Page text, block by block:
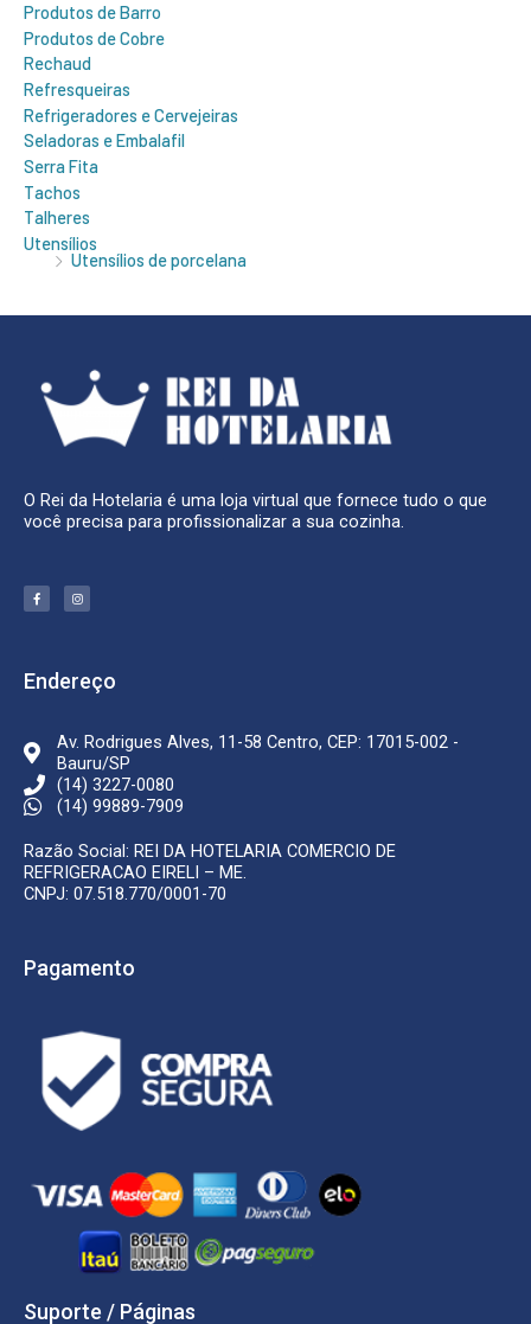
Produtos de Barro
Produtos de Cobre
Rechaud
Refresqueiras
Refrigeradores e Cervejeiras
Seladoras e Embalafil
Serra Fita
Tachos
Talheres
Utensílios
Utensílios de porcelana
O Rei da Hotelaria é uma loja virtual que fornece tudo o que
você precisa para profissionalizar a sua cozinha.
F
a
c
k
-
I
n
s
m
Endereço
Av. Rodrigues Alves, 11-58 Centro, CEP: 17015-002 -
Bauru/SP
(14) 3227-0080
(14) 99889-7909
Razão Social: REI DA HOTELARIA COMERCIO DE
REFRIGERACAO EIRELI – ME.
CNPJ: 07.518.770/0001-70
Pagamento
Suporte / Páginas